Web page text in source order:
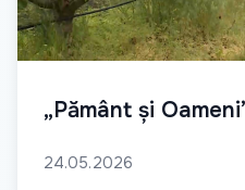
„Pământ și
24.05.2026